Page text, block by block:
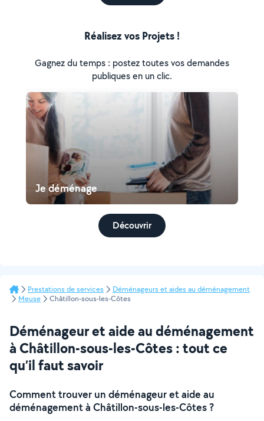
Réalisez vos Projets !
Gagnez du temps : postez toutes vos demandes
publiques en un clic.
Je déménage
Découvrir
Prestations de services
Déménageurs et aides au déménagement
Meuse
Châtillon-sous-les-Côtes
Déménageur et aide au déménagement
à Châtillon-sous-les-Côtes : tout ce
qu’il faut savoir
Comment trouver un déménageur et aide au
déménagement à Châtillon-sous-les-Côtes ?